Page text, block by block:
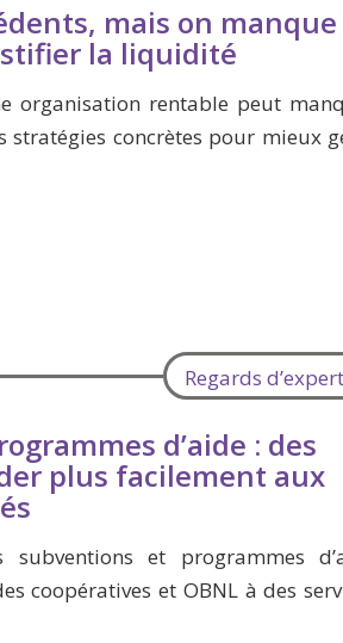
mais on manque
la liquidité
organisation rentable peut
stratégies concrètes pour mieux
Regards
d’aide : des
plus facilement aux
subventions et programmes
coopératives et OBNL à des